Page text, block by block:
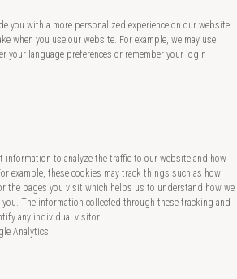
you with a more personalized experience on our website
when you use our website. For example, we may use
your language preferences or remember your login
information to analyze the traffic to our website and how
example, these cookies may track things such as how
the pages you visit which helps us to understand how we
The information collected through these tracking and
any individual visitor.
Analytics